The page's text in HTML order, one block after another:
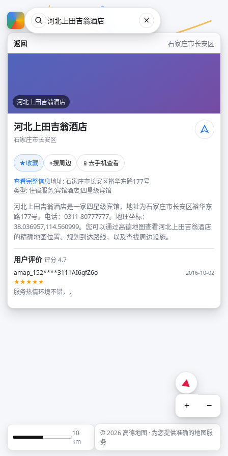
返回 石家庄市长安区
河北上田吉翁酒店
河北上田吉翁酒店
石家庄市长安区
★收藏 ⌖搜周边 📱 去手机查看
查看完整信息地址: 石家庄市长安区裕华东路177号
类型: 住宿服务;宾馆酒店;四星级宾馆
河北上田吉翁酒店是一家四星级宾馆，地址为石家庄市长安区裕华东
路177号。电话：0311-80777777。地理坐标：
38.036957,114.560999。您可以通过高德地图查看河北上田吉翁酒店
的精确地图位置、规划到达路线，以及查找周边设施。
用户评价评分 4.7
amap_152****3111AI6gfZ6o
2016-10-02
★★★★★
服务热情环境不错，，
+ −
10
km
© 2026 高德地图 · 为您提供准确的地图服
务